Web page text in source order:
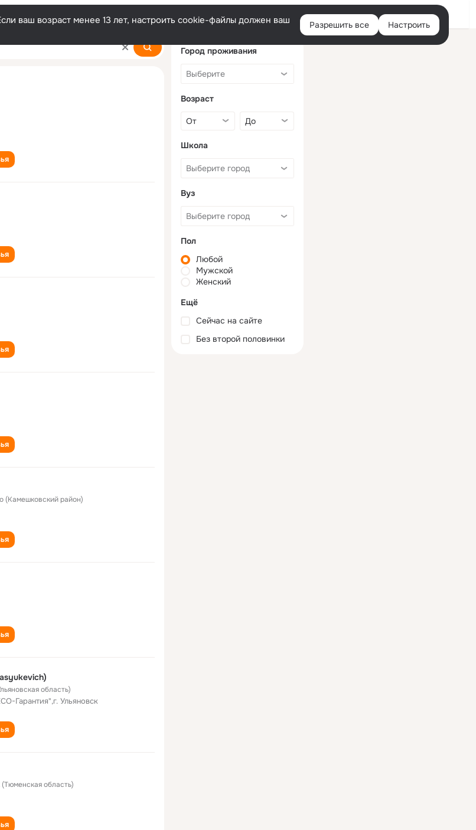
Войти
ваш возраст менее 13 лет, настроить cookie-файлы должен ваш
Разрешить все Настроить
(Камешковский район)
область)
Гарантия",г. Ульяновск
(Тюменская область)
Город проживания
Возраст
Школа
Вуз
Пол
Любой
Мужской
Женский
Ещё
Сейчас на сайте
Без второй половинки